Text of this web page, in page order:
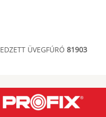
EDZETT ÜVEGFÚRÓ 81903